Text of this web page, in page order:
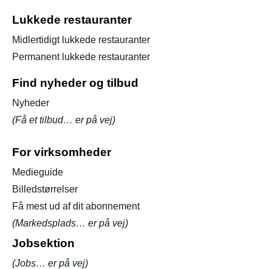
Lukkede restauranter
Midlertidigt lukkede restauranter
Permanent lukkede restauranter
Find nyheder og tilbud
Nyheder
(Få et tilbud… er på vej)
For virksomheder
Medieguide
Billedstørrelser
Få mest ud af dit abonnement
(Markedsplads… er på vej)
Jobsektion
(Jobs… er på vej)